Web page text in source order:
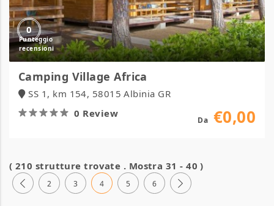
0
Camping Village Africa
SS 1, km 154, 58015 Albinia GR
0 Review
Da €0,00
( 210 strutture trovate . Mostra 31 - 40 )
2 3 4 5 6